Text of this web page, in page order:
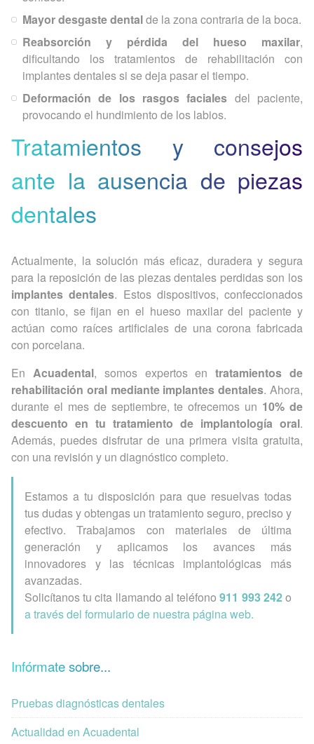
Mayor desgaste dentalde la zona contraria de la boca.
Reabsorción y pérdida del hueso maxilar,
dificultando los tratamientos de rehabilitación con
implantes dentales si se deja pasar el tiempo.
Deformación de los rasgos faciales del paciente,
provocando el hundimiento de los labios.
Tratamientos y consejos
ante la ausencia de piezas
dentales
Actualmente, la solución más eficaz, duradera y segura
para la reposición de las piezas dentales perdidas son los
implantes dentales. Estos dispositivos, confeccionados
con titanio, se fijan en el hueso maxilar del paciente y
actúan como raíces artificiales de una corona fabricada
con porcelana.
En Acuadental, somos expertos entratamientos de
rehabilitación oral mediante implantes dentales. Ahora,
durante el mes de septiembre, te ofrecemos un 10% de
descuento en tu tratamiento de implantología oral.
Además, puedes disfrutar de una primera visita gratuita,
con una revisión y un diagnóstico completo.
Estamos a tu disposición para que resuelvas todas
tus dudas y obtengas un tratamiento seguro, preciso y
efectivo. Trabajamos con materiales de última
generación y aplicamos los avances más
innovadores y las técnicas implantológicas más
avanzadas.
Solicítanos tu cita llamando al teléfono911 993 242o
a través del formulario de nuestra página web.
Infórmate sobre...
Pruebas diagnósticas dentales
Actualidad en Acuadental